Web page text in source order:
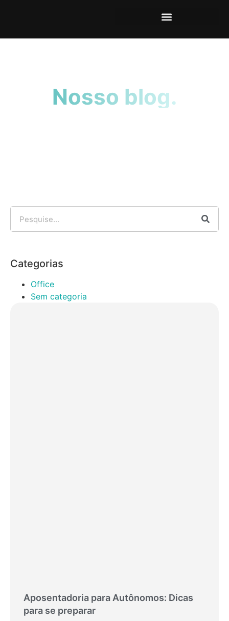
Nosso blog.
Categorias
Office
Sem categoria
Aposentadoria para Autônomos: Dicas
para se preparar